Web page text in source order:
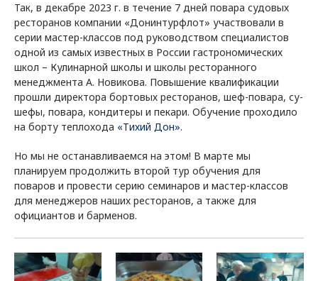
Так, в декабре 2023 г. в течение 7 дней повара судовых
ресторанов компании «Донинтурфлот» участвовали в
серии мастер-классов под руководством специалистов
одной из самых известных в России гастрономических
школ – Кулинарной школы и школы ресторанного
менеджмента А. Новикова. Повышение квалификации
прошли директора бортовых ресторанов, шеф-повара, су-
шефы, повара, кондитеры и пекари. Обучение проходило
на борту теплохода «Тихий Дон».
Но мы не останавливаемся на этом! В марте мы
планируем продолжить второй тур обучения для
поваров и провести серию семинаров и мастер-классов
для менеджеров наших ресторанов, а также для
официантов и барменов.